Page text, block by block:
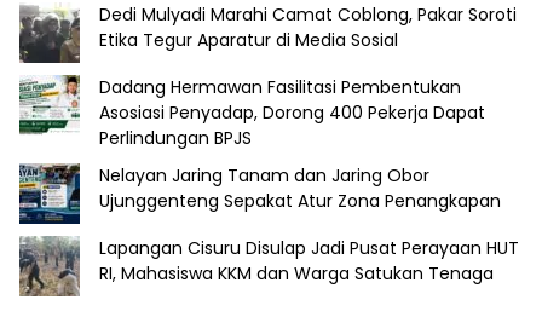
Dedi Mulyadi Marahi Camat Coblong, Pakar Soroti
Etika Tegur Aparatur di Media Sosial
Dadang Hermawan Fasilitasi Pembentukan
Asosiasi Penyadap, Dorong 400 Pekerja Dapat
Perlindungan BPJS
Nelayan Jaring Tanam dan Jaring Obor
Ujunggenteng Sepakat Atur Zona Penangkapan
Lapangan Cisuru Disulap Jadi Pusat Perayaan HUT
RI, Mahasiswa KKM dan Warga Satukan Tenaga